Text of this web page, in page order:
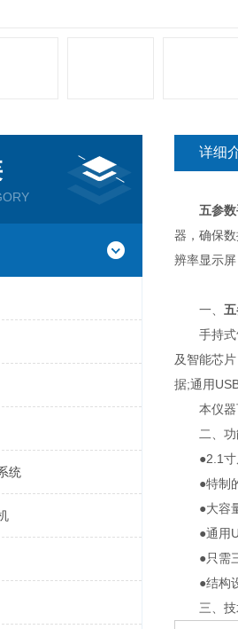
统
详细
五参
器，确保
辨率显示
一、
手持式气
及智能芯
据;通用
本仪器可
二、功
●2.1寸屏
●特制的
●大容量
●通用
●只需三
●结构设
三、技